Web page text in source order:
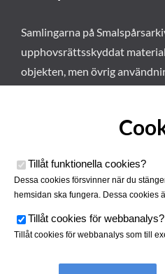
Samlingarna på
upphovsrättsskyddat
objekten, men övrig
Tillåt funktionella cookies?
Dessa cookies försvinner när du
hemsidan ska fungera. Dessa cookies
Tillåt cookies för webbanalys?
Tillåt cookies för webbanalys som till